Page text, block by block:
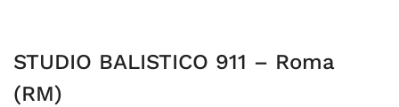
STUDIO BALISTICO 911 – Roma
(RM)